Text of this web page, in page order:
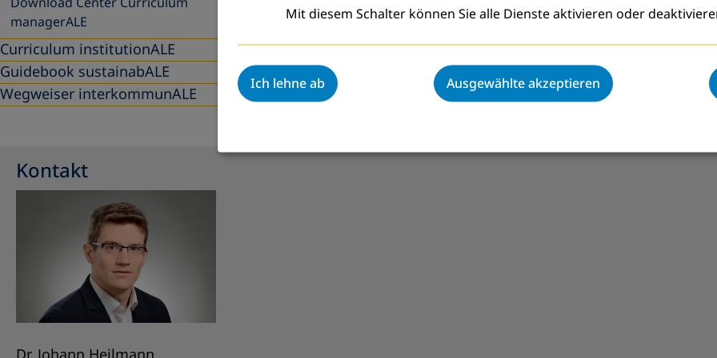
managerALE
Curriculum institutionALE
Guidebook sustainabALE
Wegweiser interkommunALE
Kontakt
Mit diesem Schalter können Sie alle Dienste aktivieren oder
Ich lehne ab Ausgewählte akzeptieren